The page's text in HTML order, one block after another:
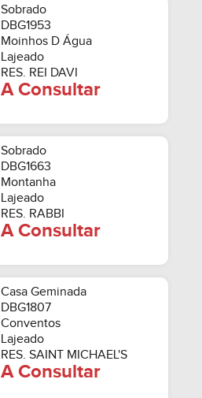
Sobrado
DBG1953
Moinhos D Água
Lajeado
RES. REI DAVI
A Consultar
Sobrado
DBG1663
Montanha
Lajeado
RES. RABBI
A Consultar
Casa Geminada
DBG1807
Conventos
Lajeado
RES. SAINT MICHAEL'S
A Consultar